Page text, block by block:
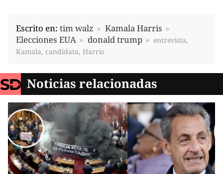
Escrito en: tim walz
Kamala Harris
Elecciones EUA
donald trump
entrevista,
Kamala, candidata, Harris
Noticias relacionadas